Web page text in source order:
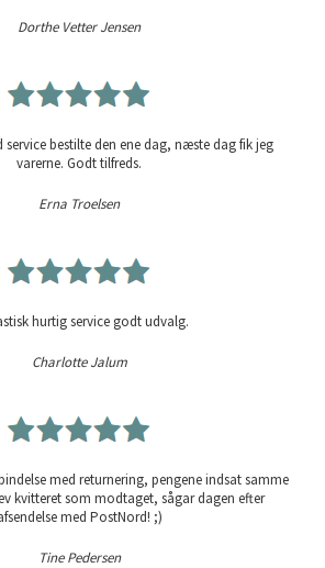
Dorthe Vetter Jensen
bestilte den ene dag, næste dag fik jeg
varerne. Godt tilfreds.
Erna Troelsen
hurtig service godt udvalg.
Charlotte Jalum
med returnering, pengene indsat samme
kvitteret som modtaget, sågar dagen efter
med PostNord! ;)
Tine Pedersen